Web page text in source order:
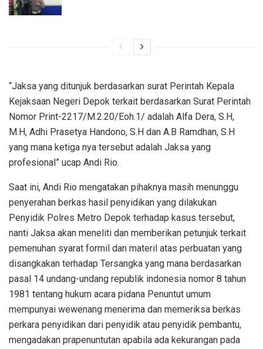
“Jaksa yang ditunjuk berdasarkan surat Perintah Kepala
Kejaksaan Negeri Depok terkait berdasarkan Surat Perintah
Nomor Print-2217/M.2.20/Eoh.1/ adalah Alfa Dera, S.H,
M.H, Adhi Prasetya Handono, S.H dan A.B Ramdhan, S.H
yang mana ketiga nya tersebut adalah Jaksa yang
profesional” ucap Andi Rio.
Saat ini, Andi Rio mengatakan pihaknya masih menunggu
penyerahan berkas hasil penyidikan yang dilakukan
Penyidik Polres Metro Depok terhadap kasus tersebut,
nanti Jaksa akan meneliti dan memberikan petunjuk terkait
pemenuhan syarat formil dan materil atas perbuatan yang
disangkakan terhadap Tersangka yang mana berdasarkan
pasal 14 undang-undang republik indonesia nomor 8 tahun
1981 tentang hukum acara pidana Penuntut umum
mempunyai wewenang menerima dan memeriksa berkas
perkara penyidikan dari penyidik atau penyidik pembantu,
mengadakan prapenuntutan apabila ada kekurangan pada